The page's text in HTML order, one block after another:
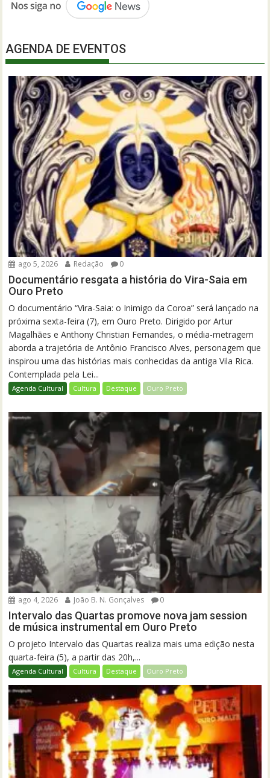
AGENDA DE EVENTOS
ago 5, 2026 Redação 0
Documentário resgata a história do Vira-Saia em
Ouro Preto
O documentário “Vira-Saia: o Inimigo da Coroa” será lançado na
próxima sexta-feira (7), em Ouro Preto. Dirigido por Artur
Magalhães e Anthony Christian Fernandes, o média-metragem
aborda a trajetória de Antônio Francisco Alves, personagem que
inspirou uma das histórias mais conhecidas da antiga Vila Rica.
Contemplada pela Lei...
Agenda Cultural Cultura Destaque Ouro Preto
ago 4, 2026 João B. N. Gonçalves 0
Intervalo das Quartas promove nova jam session
de música instrumental em Ouro Preto
O projeto Intervalo das Quartas realiza mais uma edição nesta
quarta-feira (5), a partir das 20h,...
Agenda Cultural Cultura Destaque Ouro Preto